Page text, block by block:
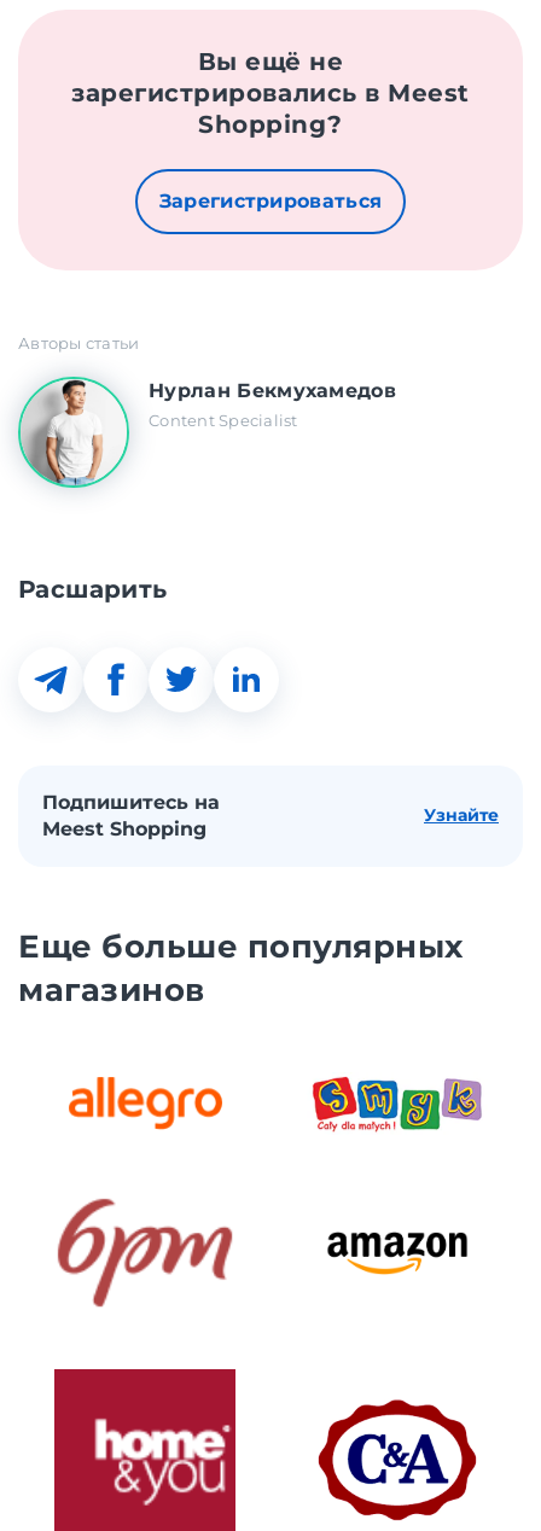
Вы ещё не
зарегистрировались в Meest
Shopping?
Зарегистрироваться
Авторы статьи
Нурлан Бекмухамедов
Content Specialist
Расшарить
Подпишитесь на
Meest Shopping
Узнайте
Еще больше популярных
магазинов